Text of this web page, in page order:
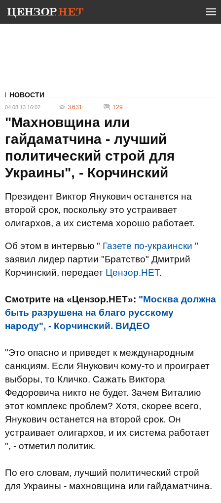
НОВОСТИ
04.08.13 16:02 3 631 129
"Махновщина или
гайдаматчина - лучший
политический строй для
Украины", - Корчинский
Президент Виктор Янукович останется на
второй срок, поскольку это устраивает
олигархов, а их система хорошо работает.
Об этом в интервью " Газете по-украински "
заявил лидер партии "Братство" Дмитрий
Корчинский, передает Цензор.НЕТ.
Смотрите на «Цензор.НЕТ»: "Москва должна
быть разрушена на благо русскому
народу", - Корчинский. ВИДЕО
"Это опасно и приведет к международным
санкциям. Если Янукович кому-то и проиграет
выборы, то Кличко. Сажать Виктора
Федоровича никто не будет. Зачем Виталию
этот комплекс проблем? Хотя, скорее всего,
Янукович останется на второй срок. Он
устраивает олигархов, и их система работает
", - отметил политик.
По его словам, лучший политический строй
для Украины - махновщина или гайдаматчина.